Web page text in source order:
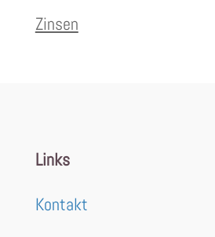
Zinsen
Links
Kontakt